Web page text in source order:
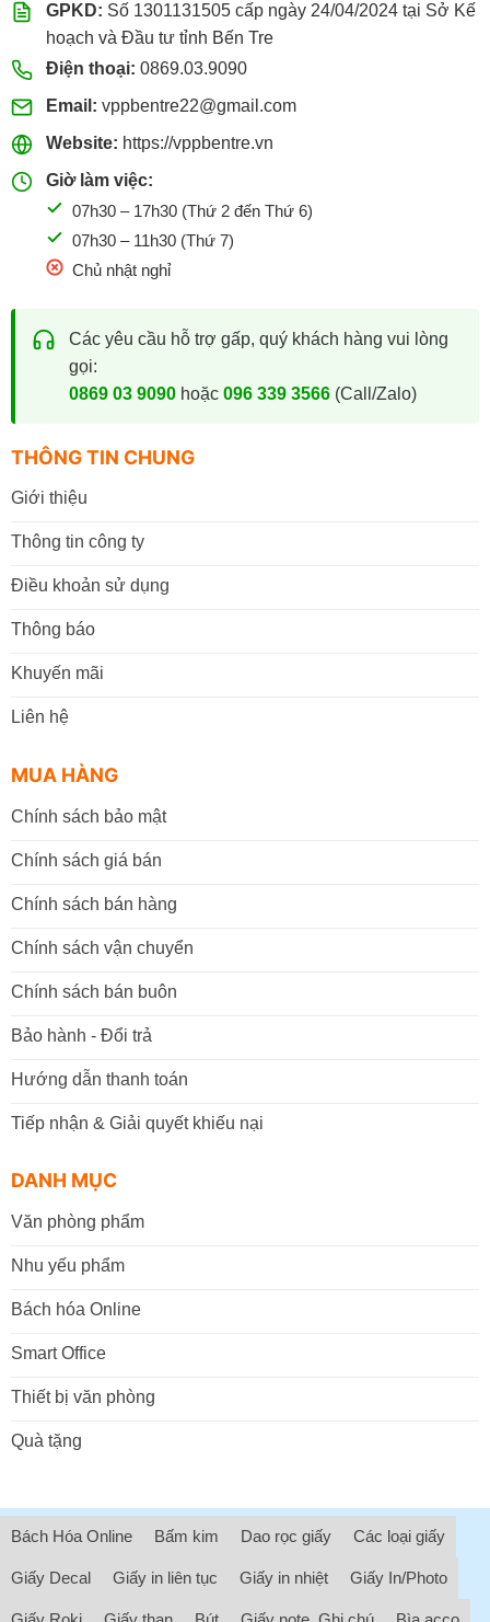
GPKD: Số 1301131505 cấp ngày 24/04/2024 tại Sở Kế
hoạch và Đầu tư tỉnh Bến Tre
Điện thoại: 0869.03.9090
Email: vppbentre22@gmail.com
Website: https://vppbentre.vn
Giờ làm việc:
07h30 – 17h30 (Thứ 2 đến Thứ 6)
07h30 – 11h30 (Thứ 7)
Chủ nhật nghỉ
Các yêu cầu hỗ trợ gấp, quý khách hàng vui lòng
gọi:
0869 03 9090hoặc 096 339 3566(Call/Zalo)
THÔNG TIN CHUNG
Giới thiệu
Thông tin công ty
Điều khoản sử dụng
Thông báo
Khuyến mãi
Liên hệ
MUA HÀNG
Chính sách bảo mật
Chính sách giá bán
Chính sách bán hàng
Chính sách vận chuyển
Chính sách bán buôn
Bảo hành - Đổi trả
Hướng dẫn thanh toán
Tiếp nhận & Giải quyết khiếu nại
DANH MỤC
Văn phòng phẩm
Nhu yếu phẩm
Bách hóa Online
Smart Office
Thiết bị văn phòng
Quà tặng
Bách Hóa Online Bấm kim Dao rọc giấy Các loại giấy
Giấy Decal Giấy in liên tục Giấy in nhiệt Giấy In/Photo